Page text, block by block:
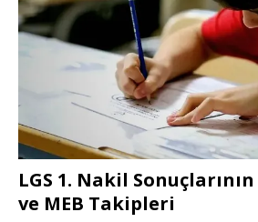
LGS 1. Nakil
ve MEB Takipleri